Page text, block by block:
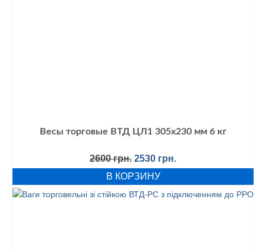
Весы торговые ВТД ЦЛ1 305х230 мм 6 кг
2600грн. Первоначальная
цена
составляла
2600 грн..
2530 грн.Текущая
цена:
В КОРЗИНУ